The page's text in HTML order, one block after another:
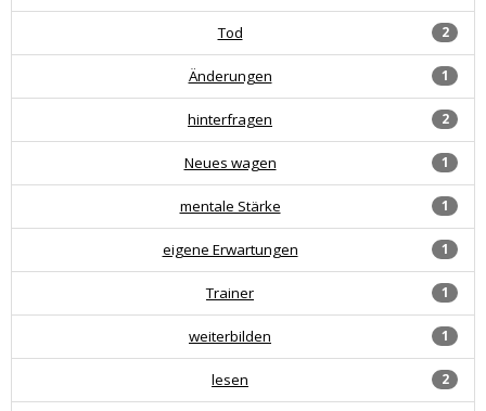
2
Tod
1
Änderungen
2
hinterfragen
1
Neues wagen
1
mentale Stärke
1
eigene Erwartungen
1
Trainer
1
weiterbilden
2
lesen